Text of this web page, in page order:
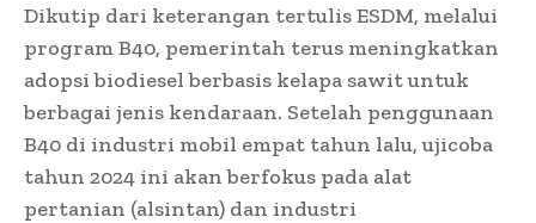
Dikutip dari keterangan tertulis ESDM, melalui
program B40, pemerintah terus meningkatkan
adopsi biodiesel berbasis kelapa sawit untuk
berbagai jenis kendaraan. Setelah penggunaan
B40 di industri mobil empat tahun lalu, ujicoba
tahun 2024 ini akan berfokus pada alat
pertanian (alsintan) dan industri